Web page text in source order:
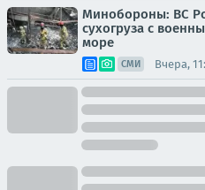
Минобороны: ВС
сухогруза с
море
СМИ Вчера,